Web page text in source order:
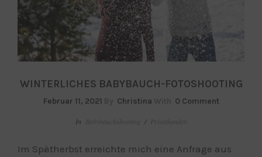
WINTERLICHES BABYBAUCH-FOTOSHOOTING
Februar 11, 2021 Christina 0 Comment
In /
Im Spätherbst erreichte mich eine Anfrage aus